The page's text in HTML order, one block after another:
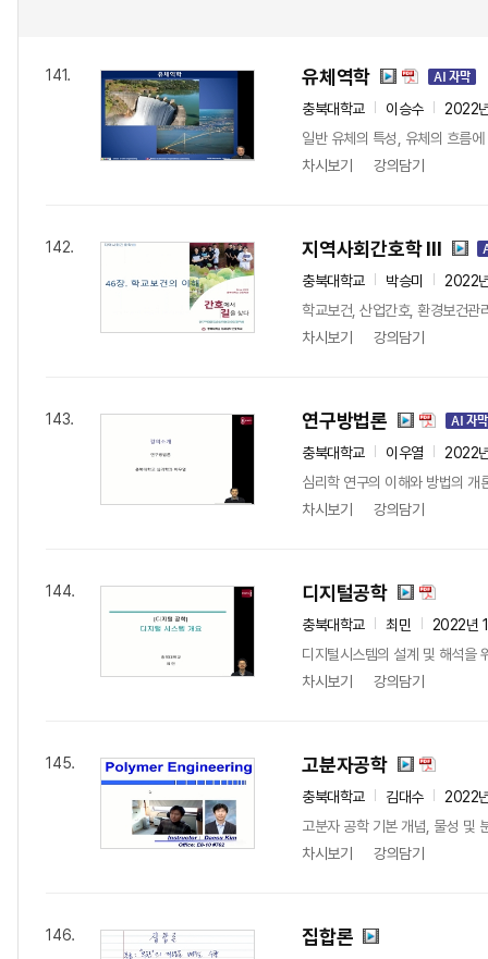
141. 유체역학
충북대학교 이승수
2022
일반 유체의 특성, 유체의 흐름
차시보기
강의담기
142. 지역사회간호학 III
충북대학교 박승미
2022
학교보건, 산업간호, 환경보건관
차시보기
강의담기
143. 연구방법론
충북대학교 이우열
2022
심리학 연구의 이해와 방법의
차시보기
강의담기
144. 디지털공학
충북대학교 최민
2022년
디지털시스템의 설계 및 해석을
차시보기
강의담기
145. 고분자공학
충북대학교 김대수
2022
고분자 공학 기본 개념, 물성 및
차시보기
강의담기
146. 집합론